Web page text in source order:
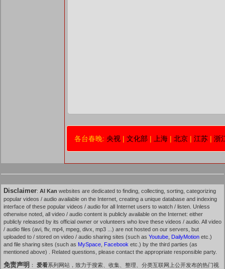
各台春晚: 央视 | 文化部 | 上海 | 北京 | 江苏 | 浙
Disclaimer: AI Kan websites are dedicated to finding, collecting, sorting, categorizing
popular videos / audio available on the Internet, creating a unique database and indexing
interface of these popular videos / audio for all Internet users to watch / listen. Unless
otherwise noted, all video / audio content is publicly available on the Internet: either
publicly released by its official owner or volunteers who love these videos / audio. All video
/ audio files (avi, flv, mp4, mpeg, divx, mp3 ...) are not hosted on our servers, but
uploaded to / stored on video / audio sharing sites (such as Youtube DailyMotion etc.)
and file sharing sites (such as MySpace Facebook etc.) by the third parties (as
mentioned above) . Related questions, please contact the appropriate responsible party.
免责声明 ： 爱看系列网站，致力于搜索、收集、整理、分类互联网上公开发布的热门视